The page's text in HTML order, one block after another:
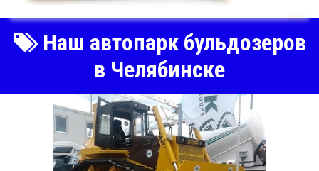
Наш автопарк бульдозеров
в Челябинске